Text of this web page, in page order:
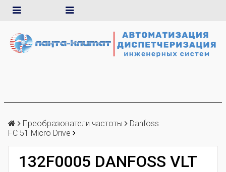
Преобразователи частоты
Danfoss
FC 51 Micro Drive
132F0005 DANFOSS VLT